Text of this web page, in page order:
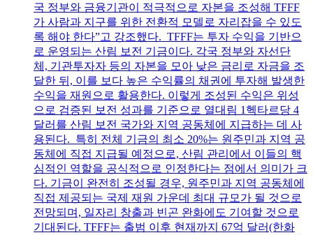
국 정부와 금융기관이 적극적으로 자본을 조성해 TFFF
가 사람과 지구를 위한 전환적 모델로 자리잡을 수 있도
록 해야 한다”고 강조했다. TFFF는 투자 수익을 기반으
로 운영되는 산림 보전 기금이다. 각국 정부와 자선단
체, 기관투자자 등의 자본을 모아 낮은 금리로 자금을 조
달한 뒤, 이를 보다 높은 수익률의 채권에 투자해 발생한
수익을 재원으로 활용한다. 이렇게 조성된 수익은 위성
으로 검증된 보전 성과를 기준으로 열대림 1헥타르당 4
달러를 산림 보전 국가와 지역 공동체에 지급하는 데 사
용된다. 특히 전체 기금의 최소 20%는 원주민과 지역 공
동체에 직접 지급될 예정으로, 산림 관리에서 이들의 핵
심적인 역할을 공식적으로 인정한다는 점에서 의미가 크
다. 기금이 완전히 조성될 경우, 원주민과 지역 공동체에
직접 제공되는 국제 재원 가운데 최대 규모가 될 것으로
전망되며, 일자리 창출과 빈곤 완화에도 기여할 것으로
기대된다. TFFF는 출범 이후 현재까지 67억 달러(한화